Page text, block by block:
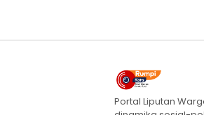
Portal Liputan